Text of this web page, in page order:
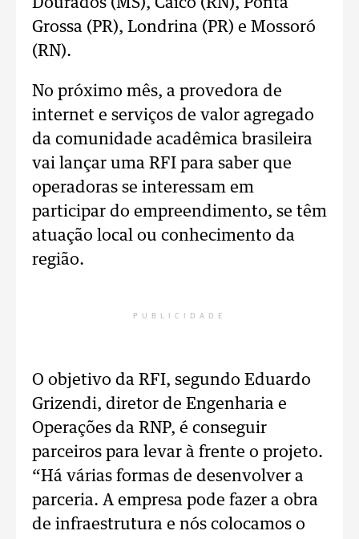
Dourados (MS), Caicó (RN), Ponta
Grossa (PR), Londrina (PR) e Mossoró
(RN).
No próximo mês, a provedora de
internet e serviços de valor agregado
da comunidade acadêmica brasileira
vai lançar uma RFI para saber que
operadoras se interessam em
participar do empreendimento, se têm
atuação local ou conhecimento da
região.
PUBLICIDADE
O objetivo da RFI, segundo Eduardo
Grizendi, diretor de Engenharia e
Operações da RNP, é conseguir
parceiros para levar à frente o projeto.
“Há várias formas de desenvolver a
parceria. A empresa pode fazer a obra
de infraestrutura e nós colocamos o